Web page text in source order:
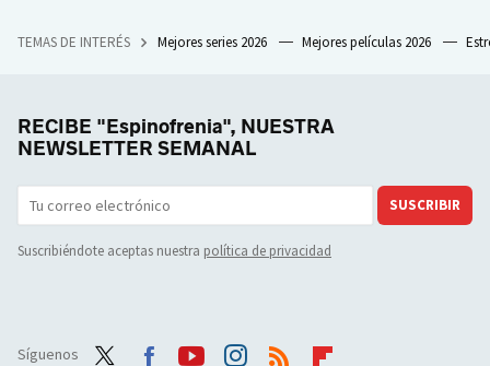
TEMAS DE INTERÉS Mejores series 2026 Mejores películas 2026
RECIBE "Espinofrenia", NUESTRA
NEWSLETTER SEMANAL
SUSCRIBIR
Suscribiéndote aceptas nuestra política de privacidad
Síguenos